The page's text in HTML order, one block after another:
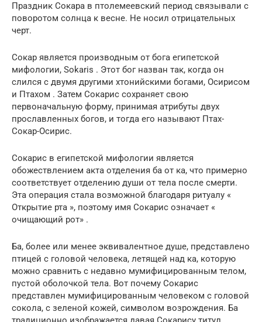
Праздник Сокара в птолемеевский период связывали с
поворотом солнца к весне. Не носил отрицательных
черт.
Сокар является производным от бога египетской
мифологии, Sokaris . Этот бог назван так, когда он
слился с двумя другими хтонийскими богами, Осирисом
и Птахом . Затем Сокарис сохраняет свою
первоначальную форму, принимая атрибуты двух
прославленных богов, и тогда его называют Птах-
Сокар-Осирис.
Сокарис в египетской мифологии является
обожествлением акта отделения ба от ка, что примерно
соответствует отделению души от тела после смерти.
Эта операция стала возможной благодаря ритуалу «
Открытие рта », поэтому имя Сокарис означает «
очищающий рот» .
Ба, более или менее эквивалентное душе, представлено
птицей с головой человека, летящей над ка, которую
можно сравнить с недавно мумифицированным телом,
пустой оболочкой тела. Вот почему Сокарис
представлен мумифицированным человеком с головой
сокола, с зеленой кожей, символом возрождения. Ба